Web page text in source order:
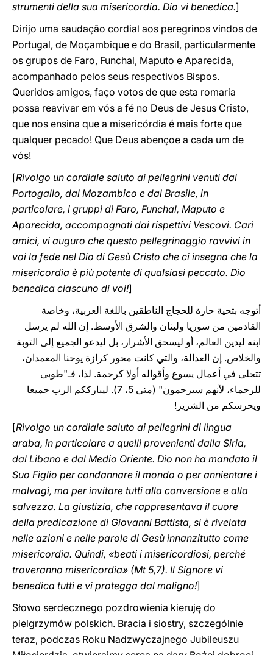
strumenti della sua misericordia. Dio vi benedica.]
Dirijo uma saudação cordial aos peregrinos vindos de
Portugal, de Moçambique e do Brasil, particularmente
os grupos de Faro, Funchal, Maputo e Aparecida,
acompanhado pelos seus respectivos Bispos.
Queridos amigos, faço votos de que esta romaria
possa reavivar em vós a fé no Deus de Jesus Cristo,
que nos ensina que a misericórdia é mais forte que
qualquer pecado! Que Deus abençoe a cada um de
vós!
[Rivolgo un cordiale saluto ai pellegrini venuti dal
Portogallo, dal Mozambico e dal Brasile, in
particolare, i gruppi di Faro, Funchal, Maputo e
Aparecida, accompagnati dai rispettivi Vescovi. Cari
amici, vi auguro che questo pellegrinaggio ravvivi in
voi la fede nel Dio di Gesù Cristo che ci insegna che la
misericordia è più potente di qualsiasi peccato. Dio
benedica ciascuno di voi!]
أتوجه بتحية حارة للحجاج الناطقين باللغة العربية، وخاصة
القادمين من سوريا ولبنان والشرق ‏الأوسط. إن الله لم يرسل
ابنه ‏ليدين العالم، أو ليسحق الأشرار، بل ليدعو الجميع إلى التوبة
‏والخلاص. إن العدالة، والتي كانت محور كرازة يوحنا المعمدان،
‏تتجلى في أعمال يسوع ‏وأقواله أولا كرحمة. لذا، فـ‎‎‏"طوبى
للرحماء، لأنهم سيرحمون" (متى 5، 7). ليبارككم الرب ‏جميعا
‏ويحرسكم من الشرير!‏
[Rivolgo un cordiale saluto ai pellegrini di lingua
araba, in particolare a quelli ‎provenienti dalla Siria,
dal Libano e dal Medio Oriente. Dio non ha mandato il ‎
Suo Figlio per condannare il mondo o per annientare i
malvagi, ma per ‎invitare tutti alla conversione e alla
salvezza. La giustizia, che rappresentava il ‎cuore
della predicazione di Giovanni Battista, si è rivelata
nelle azioni e nelle ‎parole di Gesù innanzitutto come
misericordia. Quindi, «beati i ‎misericordiosi, perché
troveranno misericordia» (Mt 5,7). Il Signore vi
‎benedica tutti e vi protegga dal ‎maligno!‎]
Słowo serdecznego pozdrowienia kieruję do
pielgrzymów polskich. Bracia i siostry, szczególnie
teraz, podczas Roku Nadzwyczajnego Jubileuszu